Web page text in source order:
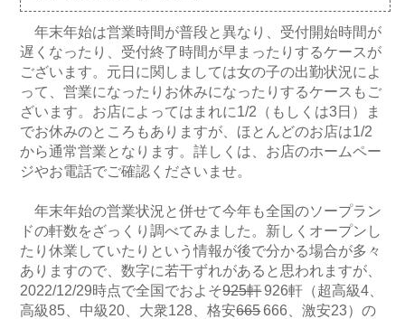
年末年始は営業時間が普段と異なり、受付開始時間が
遅くなったり、受付終了時間が早まったりするケースが
ございます。元日に関しましては女の子の出勤状況によ
って、営業になったりお休みになったりするケースもご
ざいます。お店によってはまれに1/2（もしくは3日）ま
でお休みのところもありますが、ほとんどのお店は1/2
から通常営業となります。詳しくは、お店のホームペー
ジやお電話でご確認くださいませ。
年末年始の営業状況と併せて今年も全国のソープラン
ドの軒数をざっくり調べてみました。新しくオープンし
たり休業していたりという情報が後で分かる場合が多々
ありますので、数字に若干ずれがあると思われますが、
2022/12/29時点で全国でおよそ925軒926軒（超高級4、
高級85、中級20、大衆128、格安665666、激安23）の